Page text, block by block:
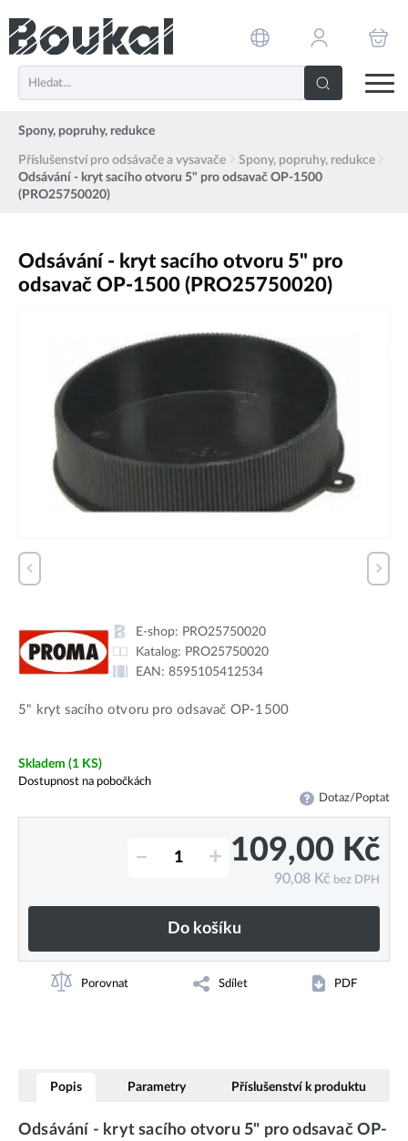
Spony, popruhy, redukce
Příslušenství pro odsávače a vysavače
Spony, popruhy, redukce
Odsávání - kryt sacího otvoru 5" pro odsavač OP-1500
(PRO25750020)
Odsávání - kryt sacího otvoru 5" pro
odsavač OP-1500 (PRO25750020)
E-shop: PRO25750020
Katalog: PRO25750020
EAN: 8595105412534
5" kryt sacího otvoru pro odsavač OP-1500
Skladem (1 KS)
Dostupnost na pobočkách
Dotaz/Poptat
– + 109,00 Kč
90,08 Kč bez DPH
Do košíku
Porovnat Sdílet PDF
Popis Parametry Příslušenství k produktu
Odsávání - kryt sacího otvoru 5" pro odsavač OP-